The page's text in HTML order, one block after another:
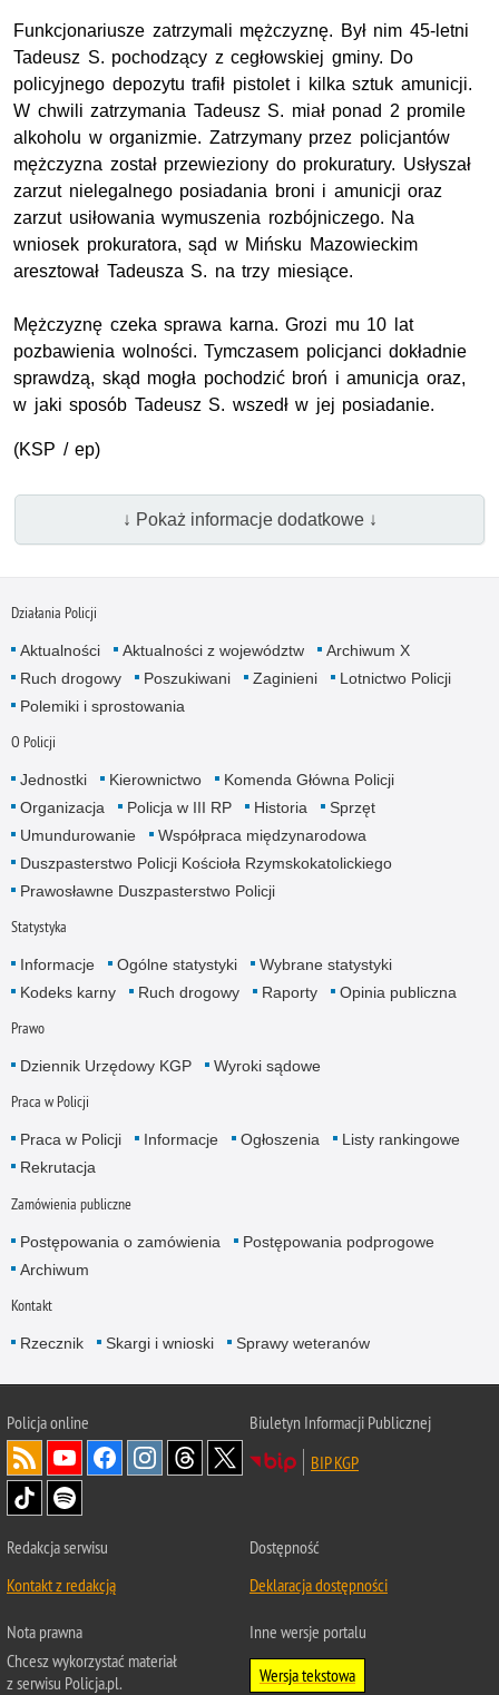
Funkcjonariusze zatrzymali mężczyznę. Był nim 45-letni
Tadeusz S. pochodzący z cegłowskiej gminy. Do
policyjnego depozytu trafił pistolet i kilka sztuk amunicji.
W chwili zatrzymania Tadeusz S. miał ponad 2 promile
alkoholu w organizmie. Zatrzymany przez policjantów
mężczyzna został przewieziony do prokuratury. Usłyszał
zarzut nielegalnego posiadania broni i amunicji oraz
zarzut usiłowania wymuszenia rozbójniczego. Na
wniosek prokuratora, sąd w Mińsku Mazowieckim
aresztował Tadeusza S. na trzy miesiące.
Mężczyznę czeka sprawa karna. Grozi mu 10 lat
pozbawienia wolności. Tymczasem policjanci dokładnie
sprawdzą, skąd mogła pochodzić broń i amunicja oraz,
w jaki sposób Tadeusz S. wszedł w jej posiadanie.
(KSP / ep)
↓ Pokaż informacje dodatkowe ↓
Działania Policji
Aktualności Aktualności z województw
Archiwum X
Ruch drogowy
Poszukiwani Zaginieni
Lotnictwo Policji
Polemiki i sprostowania
O Policji
Jednostki Kierownictwo
Komenda Główna Policji
Organizacja
Policja w III RP Historia
Sprzęt
Umundurowanie
Współpraca międzynarodowa
Duszpasterstwo Policji Kościoła Rzymskokatolickiego
Prawosławne Duszpasterstwo Policji
Statystyka
Informacje Ogólne statystyki
Wybrane statystyki
Kodeks karny
Ruch drogowy Raporty Opinia publiczna
Prawo
Dziennik Urzędowy KGP Wyroki sądowe
Praca w Policji
Praca w Policji Informacje Ogłoszenia
Listy rankingowe
Rekrutacja
Zamówienia publiczne
Postępowania o zamówienia
Postępowania podprogowe
Archiwum
Kontakt
Rzecznik Skargi i wnioski Sprawy weteranów
Policjaonline
Biuletyn Informacji Publicznej
BIP KGP
Redakcja serwisu
Kontakt z redakcją
Dostępność
Deklaracja dostępności
Nota prawna
Chcesz wykorzystać materiał
z serwisu Policja.pl.
Inne wersje portalu
Wersja tekstowa